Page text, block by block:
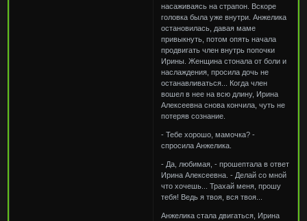
насаживаясь на страпон. Вскоре
головка была уже внутри. Анжелика
остановилась, давая маме
привыкнуть, потом опять начала
продвигать член внутрь попочки
Ирины. Женщина стонала от боли и
наслаждения, просила дочь не
останавливаться... Когда член
вошел в нее на всю длину, Ирина
Алексеевна снова кончила, чуть не
потеряв сознание.
- Тебе хорошо, мамочка? -
спросила Анжелика.
- Да, любимая, - прошептала в ответ
Ирина Алексеевна. - Делай со мной
что хочешь... Трахай меня, прошу
тебя! Ведь я твоя, вся твоя...
Анжелика стала двигаться, Ирина